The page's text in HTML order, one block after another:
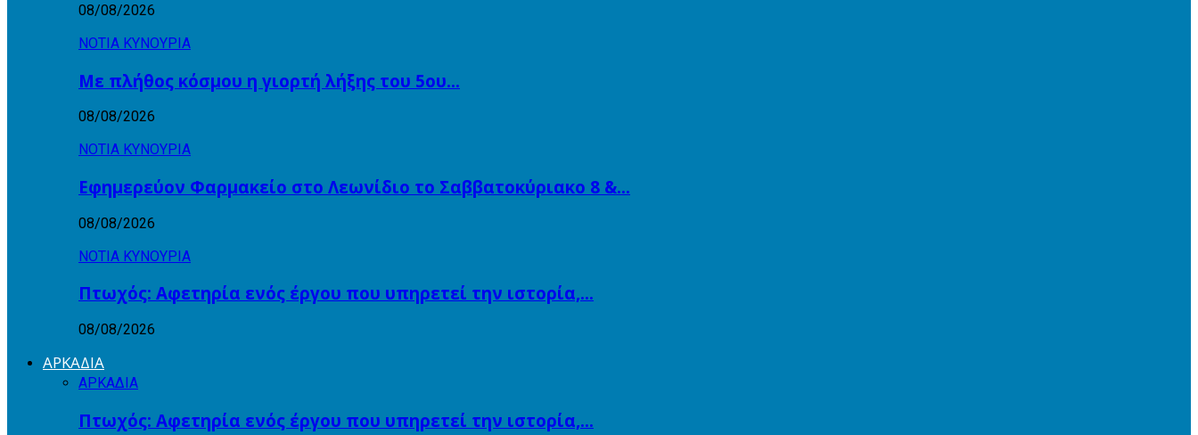
08/08/2026
ΝΟΤΙΑ ΚΥΝΟΥΡΙΑ
Με πλήθος κόσμου η γιορτή λήξης του 5ου…
08/08/2026
ΝΟΤΙΑ ΚΥΝΟΥΡΙΑ
Εφημερεύον Φαρμακείο στο Λεωνίδιο το Σαββατοκύριακο 8 &…
08/08/2026
ΝΟΤΙΑ ΚΥΝΟΥΡΙΑ
Πτωχός: Αφετηρία ενός έργου που υπηρετεί την ιστορία,…
08/08/2026
ΑΡΚΑΔΙΑ
ΑΡΚΑΔΙΑ
Πτωχός: Αφετηρία ενός έργου που υπηρετεί την ιστορία,…